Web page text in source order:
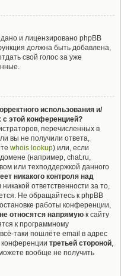
и лицензировано phpBB
должна быть добавлена,
свой голос за уже
использования и/
этой конференцией?
перечисленных в
вы не получили ответа,
whois lookup) или, если
(например, chat.ru,
или техподдержкой данного
никакого контроля над
ответственности за то,
Не обращайтесь к phpBB
работы конференции,
не относятся напрямую к сайту
к программному
таки пошлёте email в адрес
конференции третьей стороной,
вообще не получить